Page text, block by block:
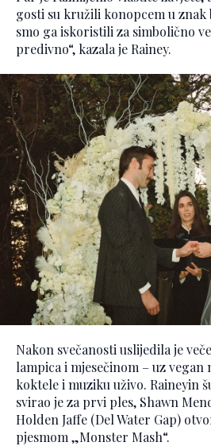
gosti su kružili konopcem u znak
smo ga iskoristili za simbolično
predivno“, kazala je Rainey.
Nakon svečanosti uslijedila je
lampica i mjesečinom – uz vegan
koktele i muziku uživo. Raineyin
svirao je za prvi ples, Shawn
Holden Jaffe (Del Water Gap)
pjesmom „Monster Mash“.